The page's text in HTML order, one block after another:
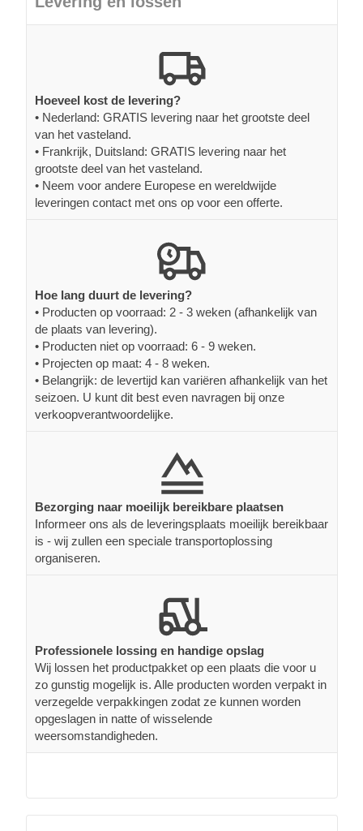
Hoeveel kost de levering?
• Nederland: GRATIS levering naar het grootste deel
van het vasteland.
• Frankrijk, Duitsland: GRATIS levering naar het
grootste deel van het vasteland.
• Neem voor andere Europese en wereldwijde
leveringen contact met ons op voor een offerte.
Hoe lang duurt de levering?
• Producten op voorraad: 2 - 3 weken (afhankelijk van
de plaats van levering).
• Producten niet op voorraad: 6 - 9 weken.
• Projecten op maat: 4 - 8 weken.
• Belangrijk: de levertijd kan variëren afhankelijk van het
seizoen. U kunt dit best even navragen bij onze
verkoopverantwoordelijke.
Bezorging naar moeilijk bereikbare plaatsen
Informeer ons als de leveringsplaats moeilijk bereikbaar
is - wij zullen een speciale transportoplossing
organiseren.
Professionele lossing en handige opslag
Wij lossen het productpakket op een plaats die voor u
zo gunstig mogelijk is. Alle producten worden verpakt in
verzegelde verpakkingen zodat ze kunnen worden
opgeslagen in natte of wisselende
weersomstandigheden.